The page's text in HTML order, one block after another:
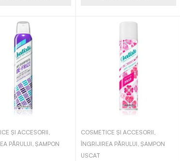
ȘI ACCESORII,
PĂRULUI, ȘAMPON
COSMETICE ȘI ACCESORII,
ÎNGRIJIREA PĂRULUI, ȘAMPON
USCAT